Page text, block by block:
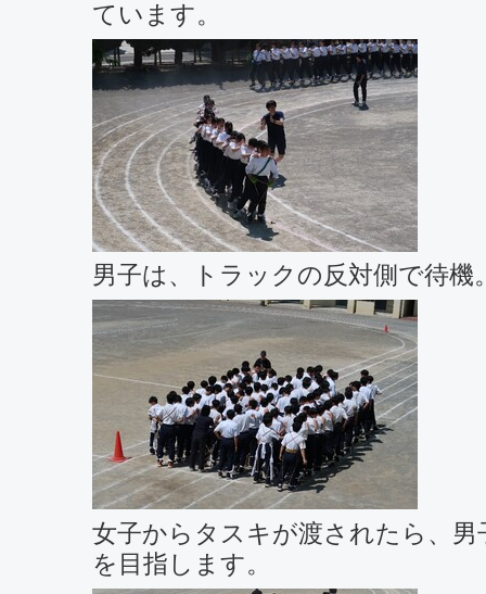
ています。
男子は、トラックの反対側で待機
女子からタスキが渡されたら、
を目指します。